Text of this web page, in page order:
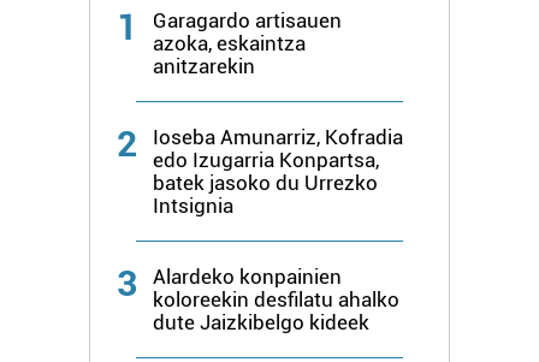
1
Garagardo artisauen
azoka, eskaintza
anitzarekin
2
Ioseba Amunarriz, Kofradia
edo Izugarria Konpartsa,
batek jasoko du Urrezko
Intsignia
3
Alardeko konpainien
koloreekin desfilatu ahalko
dute Jaizkibelgo kideek